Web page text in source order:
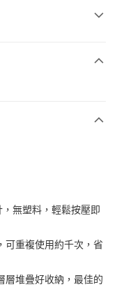
銀行
銀行
商業銀行
商業銀行
灣）商業銀行
無塑料，輕鬆按壓即
可重複使用約千次，省
層堆疊好收納，最佳的